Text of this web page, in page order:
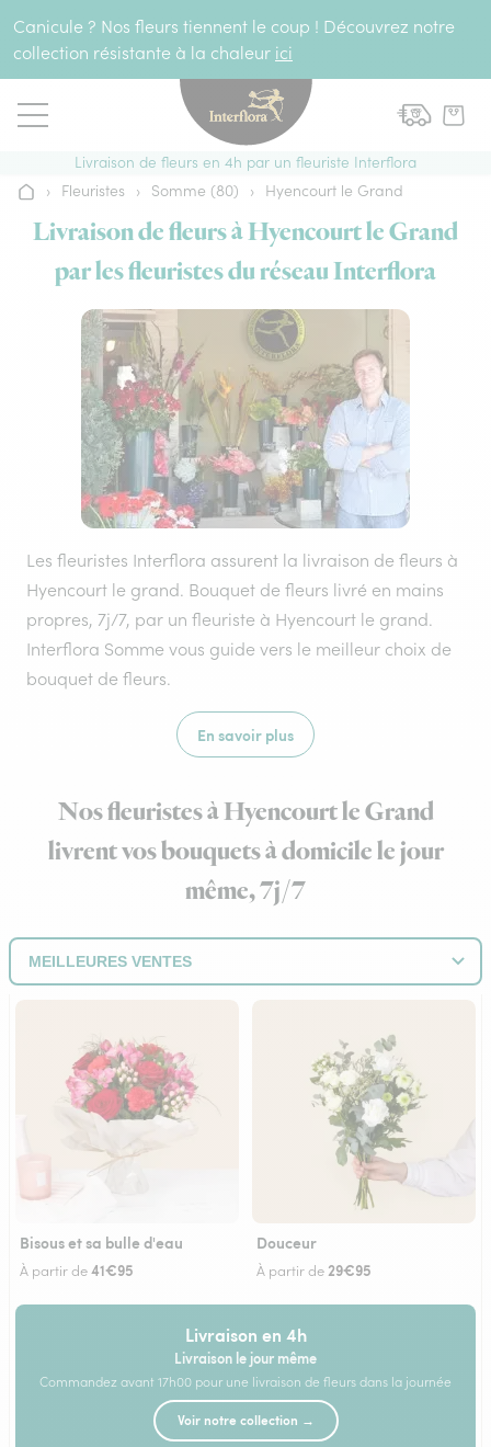
Canicule ? Nos fleurs tiennent le coup ! Découvrez notre
collection résistante à la chaleur ici
Livraison de fleurs en 4h par un fleuriste Interflora
Accueil
› Fleuristes › Somme (80) › Hyencourt le Grand
Livraison de fleurs à Hyencourt le Grand
par les fleuristes du réseau Interflora
Les fleuristes Interflora assurent la livraison de fleurs à
Hyencourt le grand. Bouquet de fleurs livré en mains
propres, 7j/7, par un fleuriste à Hyencourt le grand.
Interflora Somme vous guide vers le meilleur choix de
bouquet de fleurs.
En savoir plus
Nos fleuristes à Hyencourt le Grand
livrent vos bouquets à domicile le jour
même, 7j/7
Bisous et sa bulle d'eau
À partir de41€95
Douceur
À partir de29€95
Livraison en 4h
Livraison le jour même
Commandez avant 17h00 pour une livraison de fleurs dans la journée
Voir notre collection →